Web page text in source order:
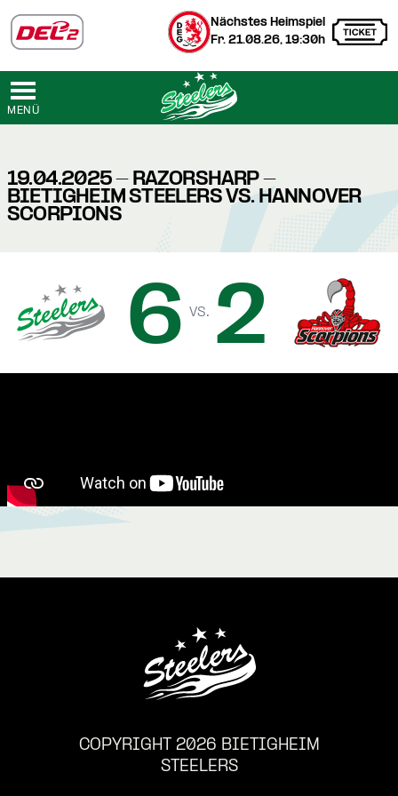
Nächstes Heimspiel
Fr. 21.08.26, 19:30h
MENÜ
19.04.2025 - RAZORSHARP -
BIETIGHEIM STEELERS VS. HANNOVER
SCORPIONS
6 vs. 2
COPYRIGHT 2026 BIETIGHEIM
STEELERS